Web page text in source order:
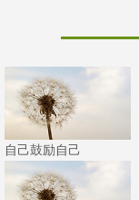
自己鼓励自己